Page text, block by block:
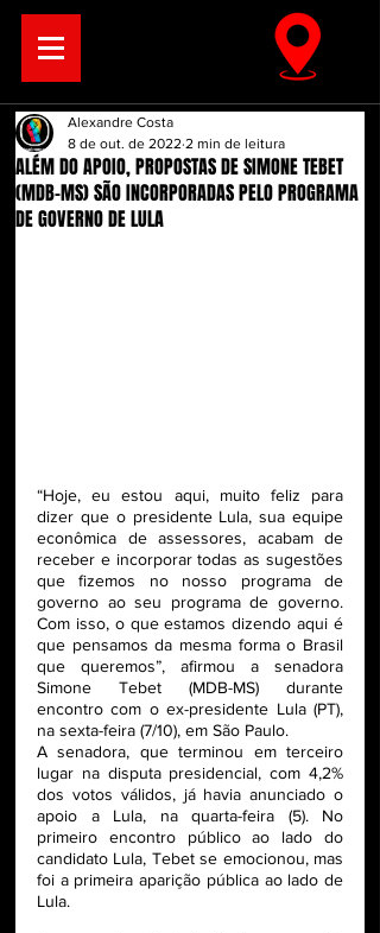
ALÉM DO APOIO, PROPOSTAS DE SIMONE TEBET
(MDB-MS) SÃO INCORPORADAS PELO PROGRAMA
DE GOVERNO DE LULA
Alexandre Costa
8 de out. de 2022 2 min de leitura
“Hoje, eu estou aqui, muito feliz para
dizer que o presidente Lula, sua equipe
econômica de assessores, acabam de
receber e incorporar todas as sugestões
que fizemos no nosso programa de
governo ao seu programa de governo.
Com isso, o que estamos dizendo aqui é
que pensamos da mesma forma o Brasil
que queremos”, afirmou a senadora
Simone Tebet (MDB-MS) durante
encontro com o ex-presidente Lula (PT),
na sexta-feira (7/10), em São Paulo.
A senadora, que terminou em terceiro
lugar na disputa presidencial, com 4,2%
dos votos válidos, já havia anunciado o
apoio a Lula, na quarta-feira (5). No
primeiro encontro público ao lado do
candidato Lula, Tebet se emocionou, mas
foi a primeira aparição pública ao lado de
Lula.